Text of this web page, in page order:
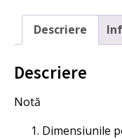
talie
diverse
ROSU,
Descriere
Descriere
Notă
Dimensiunile